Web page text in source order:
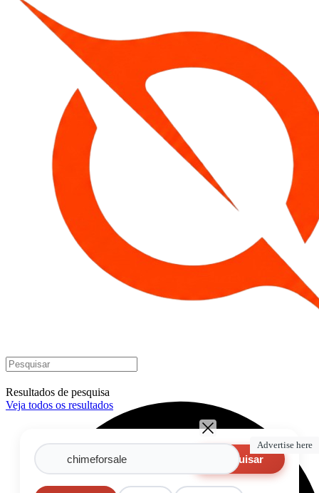
Resultados de pesquisa
Veja todos os resultados
Pesquisar
Advertise here